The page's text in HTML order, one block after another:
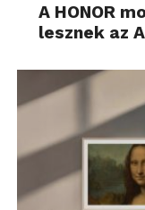
A HONOR
lesznek az